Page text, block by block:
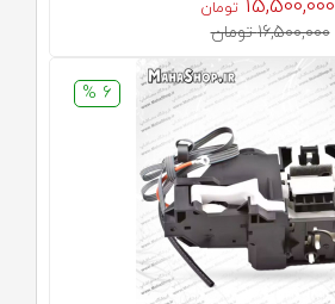
15,500,000 تومان
16,500,000 تومان
6 %